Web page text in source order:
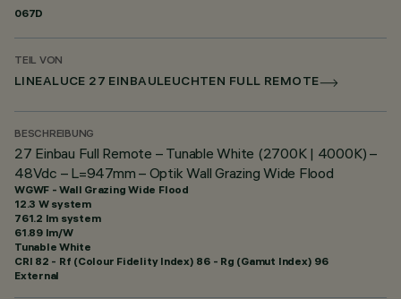
067D
TEIL VON
LINEALUCE 27 EINBAULEUCHTEN FULL REMOTE
BESCHREIBUNG
27 Einbau Full Remote – Tunable White (2700K | 4000K) –
48Vdc – L=947mm – Optik Wall Grazing Wide Flood
WGWF - Wall Grazing Wide Flood
12.3 W system
761.2 lm system
61.89 lm/W
Tunable White
CRI 82 - Rf (Colour Fidelity Index) 86 - Rg (Gamut Index) 96
External